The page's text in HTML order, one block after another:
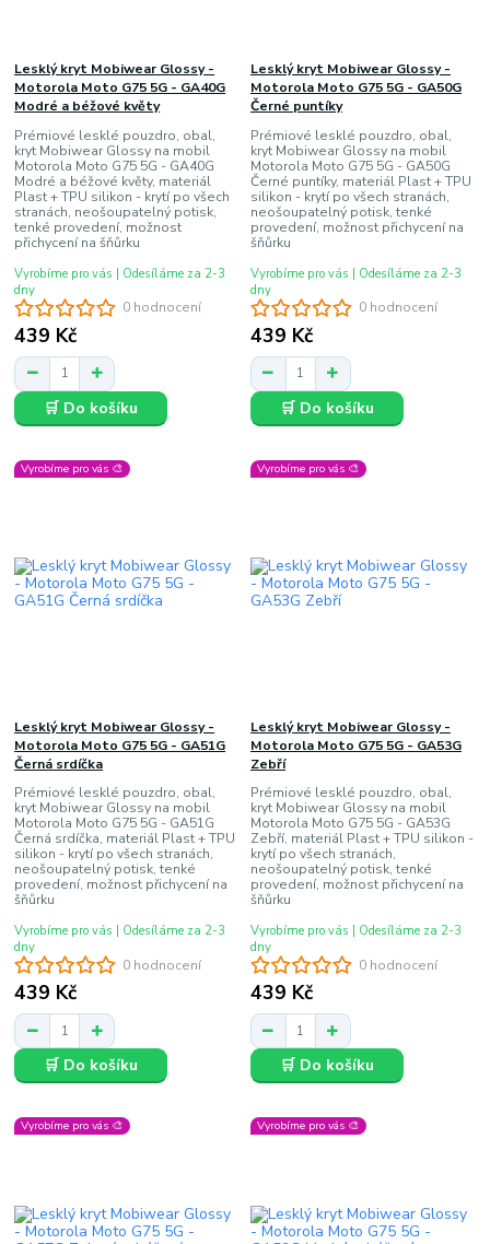
0 hodnocení
Lesklý kryt Mobiwear Glossy -
Motorola Moto G75 5G - GA40G
Modré a béžové květy
Prémiové lesklé pouzdro, obal,
kryt Mobiwear Glossy na mobil
Motorola Moto G75 5G - GA40G
Modré a béžové květy, materiál
Plast + TPU silikon - krytí po všech
stranách, neošoupatelný potisk,
tenké provedení, možnost
přichycení na šňůrku
439 Kč
Vyrobíme pro vás | Odesíláme za 2-3
dny
🛒 Do košíku
0 hodnocení
Lesklý kryt Mobiwear Glossy -
Motorola Moto G75 5G - GA50G
Černé puntíky
Prémiové lesklé pouzdro, obal,
kryt Mobiwear Glossy na mobil
Motorola Moto G75 5G - GA50G
Černé puntíky, materiál Plast + TPU
silikon - krytí po všech stranách,
neošoupatelný potisk, tenké
provedení, možnost přichycení na
šňůrku
439 Kč
Vyrobíme pro vás | Odesíláme za 2-3
dny
🛒 Do košíku
Vyrobíme pro vás 🎨
0 hodnocení
Lesklý kryt Mobiwear Glossy -
Motorola Moto G75 5G - GA51G
Černá srdíčka
Prémiové lesklé pouzdro, obal,
kryt Mobiwear Glossy na mobil
Motorola Moto G75 5G - GA51G
Černá srdíčka, materiál Plast + TPU
silikon - krytí po všech stranách,
neošoupatelný potisk, tenké
provedení, možnost přichycení na
šňůrku
439 Kč
Vyrobíme pro vás | Odesíláme za 2-3
dny
🛒 Do košíku
Vyrobíme pro vás 🎨
0 hodnocení
Lesklý kryt Mobiwear Glossy -
Motorola Moto G75 5G - GA53G
Zebří
Prémiové lesklé pouzdro, obal,
kryt Mobiwear Glossy na mobil
Motorola Moto G75 5G - GA53G
Zebří, materiál Plast + TPU silikon -
krytí po všech stranách,
neošoupatelný potisk, tenké
provedení, možnost přichycení na
šňůrku
439 Kč
Vyrobíme pro vás | Odesíláme za 2-3
dny
🛒 Do košíku
Vyrobíme pro vás 🎨 Vyrobíme pro vás 🎨